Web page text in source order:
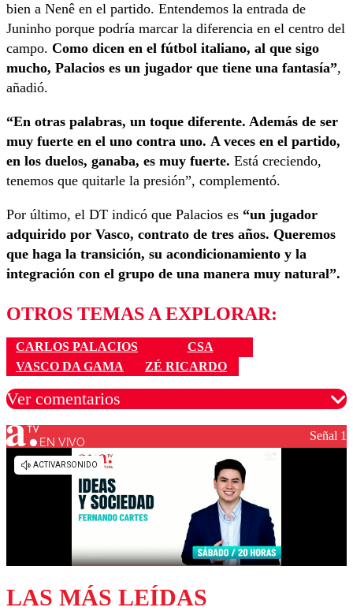
bien a Nenê en el partido. Entendemos la entrada de
Juninho porque podría marcar la diferencia en el centro del
campo. Como dicen en el fútbol italiano, al que sigo
mucho, Palacios es un jugador que tiene una fantasía”,
añadió.
“En otras palabras, un toque diferente. Además de ser
muy fuerte en el uno contra uno. A veces en el partido,
en los duelos, ganaba, es muy fuerte. Está creciendo,
tenemos que quitarle la presión”, complementó.
Por último, el DT indicó que Palacios es “un jugador
adquirido por Vasco, contrato de tres años. Queremos
que haga la transición, su acondicionamiento y la
integración con el grupo de una manera muy natural”.
OTROS TEMAS A EXPLORAR:
CARLOS PALACIOS
CSA
VASCO DA GAMA
ZÉ RICARDO
Ver comentarios
Los comentarios son moderados para garantizar un
diálogo respetuoso.
EN VIVO Señal 1
LAS MÁS LEÍDAS